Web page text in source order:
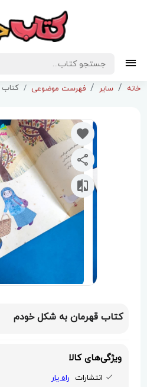
خانه سایر فهرست موضوعی کتاب
کتاب قهرمان به شکل خودم
ویژگی‌های کالا
انتشارات راه یار